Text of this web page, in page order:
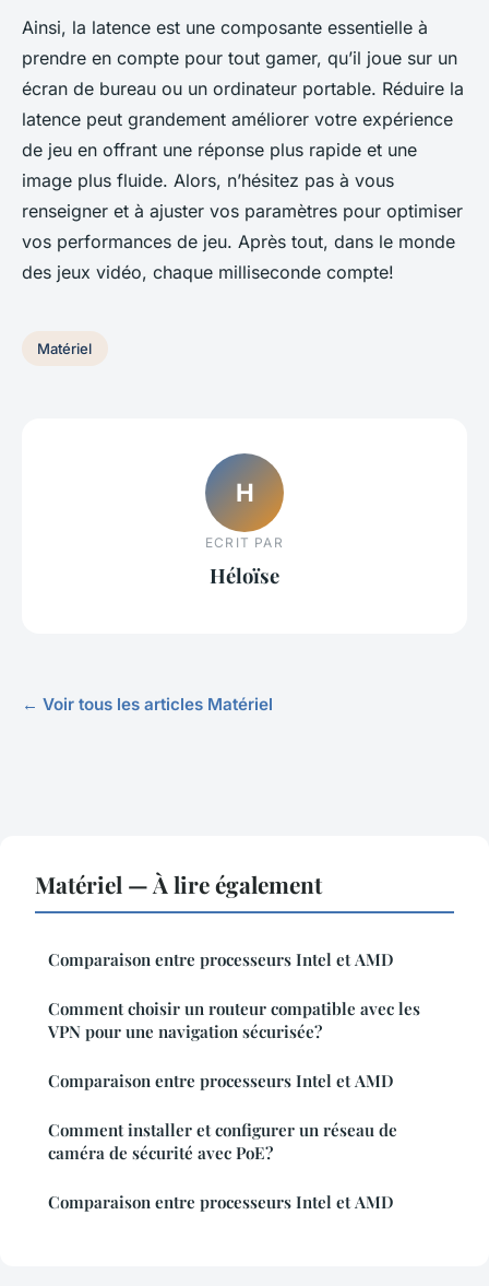
Ainsi, la latence est une composante essentielle à
prendre en compte pour tout gamer, qu’il joue sur un
écran de bureau ou un ordinateur portable. Réduire la
latence peut grandement améliorer votre expérience
de jeu en offrant une réponse plus rapide et une
image plus fluide. Alors, n’hésitez pas à vous
renseigner et à ajuster vos paramètres pour optimiser
vos performances de jeu. Après tout, dans le monde
des jeux vidéo, chaque milliseconde compte!
Matériel
H
ECRIT PAR
Héloïse
← Voir tous les articles Matériel
Matériel — À lire également
Comparaison entre processeurs Intel et AMD
Comment choisir un routeur compatible avec les
VPN pour une navigation sécurisée?
Comparaison entre processeurs Intel et AMD
Comment installer et configurer un réseau de
caméra de sécurité avec PoE?
Comparaison entre processeurs Intel et AMD